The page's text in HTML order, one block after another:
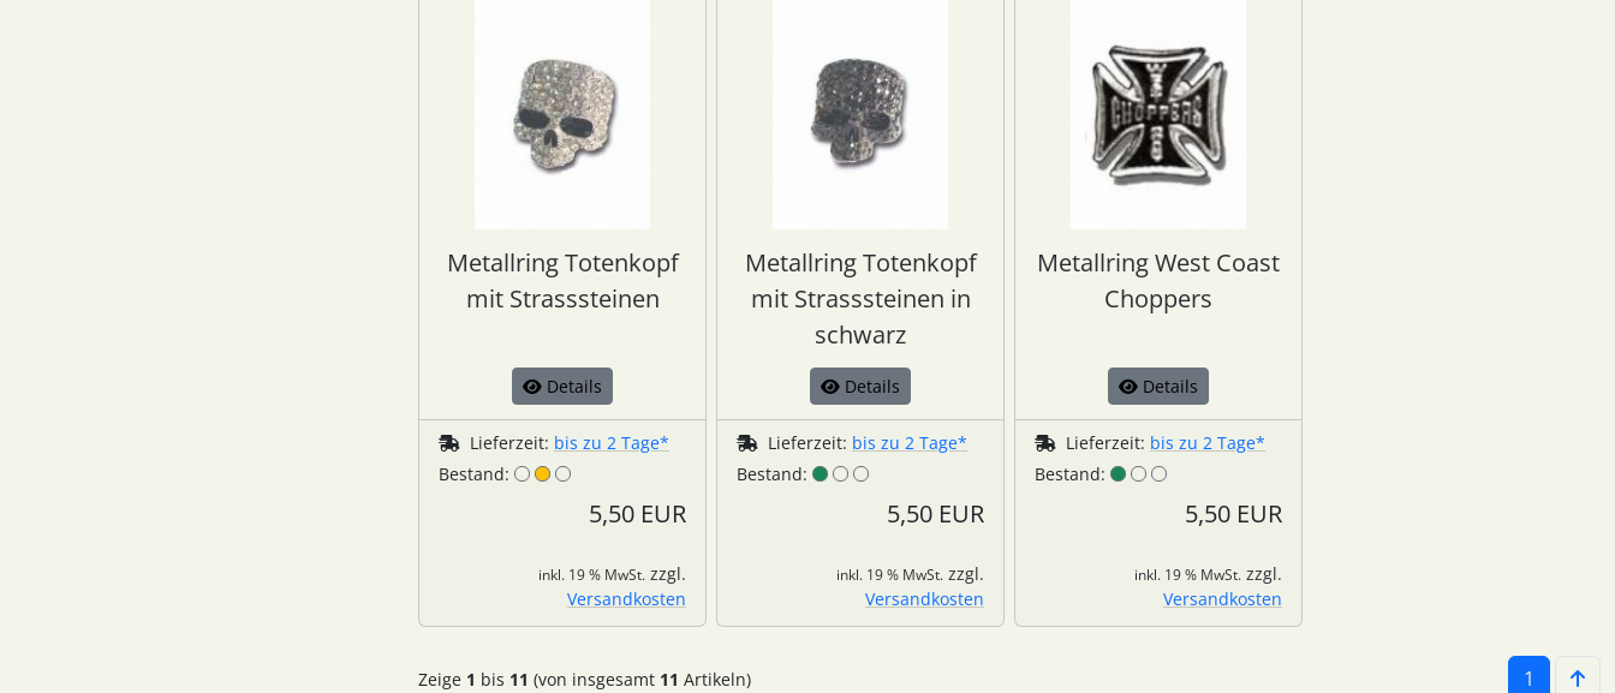
Metallring Totenkopf
mit Strasssteinen
Details
Lieferzeit: bis zu 2 Tage*
Bestand:
5,50 EUR
inkl. 19 % MwSt. zzgl.
Versandkosten
Metallring Totenkopf
mit Strasssteinen in
schwarz
Details
Lieferzeit: bis zu 2 Tage*
Bestand:
5,50 EUR
inkl. 19 % MwSt. zzgl.
Versandkosten
Metallring West Coast
Choppers
Details
Lieferzeit: bis zu 2 Tage*
Bestand:
5,50 EUR
inkl. 19 % MwSt. zzgl.
Versandkosten
Zeige 1 bis 11 (von insgesamt 11 Artikeln) 1